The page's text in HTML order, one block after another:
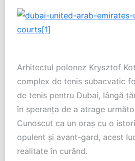
Arhitectul polonez Krysztof
complex de tenis subacvatic
de tenis pentru Dubai, lângă
în speranţa de a atrage
Cunoscut ca un oraş cu o
opulent şi avant-gard, acest
realitate în curând.